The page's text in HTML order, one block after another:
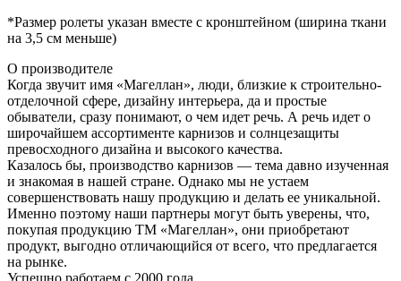
*Размер ролеты указан вместе с кронштейном (ширина ткани
на 3,5 см меньше)
О производителе
Когда звучит имя «Магеллан», люди, близкие к строительно-
отделочной сфере, дизайну интерьера, да и простые
обыватели, сразу понимают, о чем идет речь. А речь идет о
широчайшем ассортименте карнизов и солнцезащиты
превосходного дизайна и высокого качества.
Казалось бы, производство карнизов — тема давно изученная
и знакомая в нашей стране. Однако мы не устаем
совершенствовать нашу продукцию и делать ее уникальной.
Именно поэтому наши партнеры могут быть уверены, что,
покупая продукцию ТМ «Магеллан», они приобретают
продукт, выгодно отличающийся от всего, что предлагается
на рынке.
Успешно работаем с 2000 года